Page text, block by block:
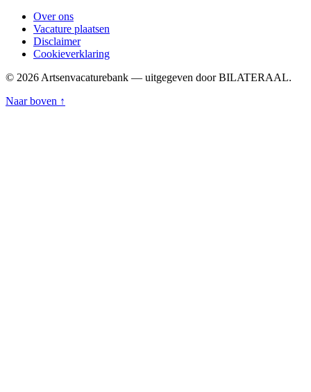
Over ons
Vacature plaatsen
Disclaimer
Cookieverklaring
© 2026 Artsenvacaturebank — uitgegeven door BILATERAAL.
Naar boven ↑